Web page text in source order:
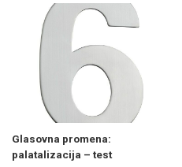
Glasovna promena:
palatalizacija – test